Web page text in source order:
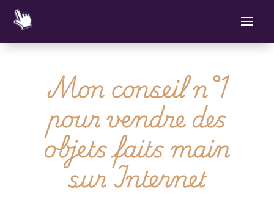
Mon conseil n°1
pour vendre des
objets faits main
sur Internet